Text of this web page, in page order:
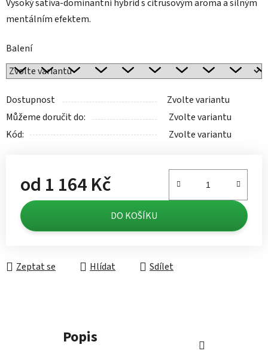
Vysoký sativa-dominantní hybrid s citrusovým aroma a silným
mentálním efektem.
Balení
Dostupnost
Zvolte variantu
Můžeme doručit do:
Zvolte variantu
Kód:
Zvolte variantu
od 1 164 Kč
Měrná cena:
DO KOŠÍKU
Zeptat se Hlídat Sdílet
Popis